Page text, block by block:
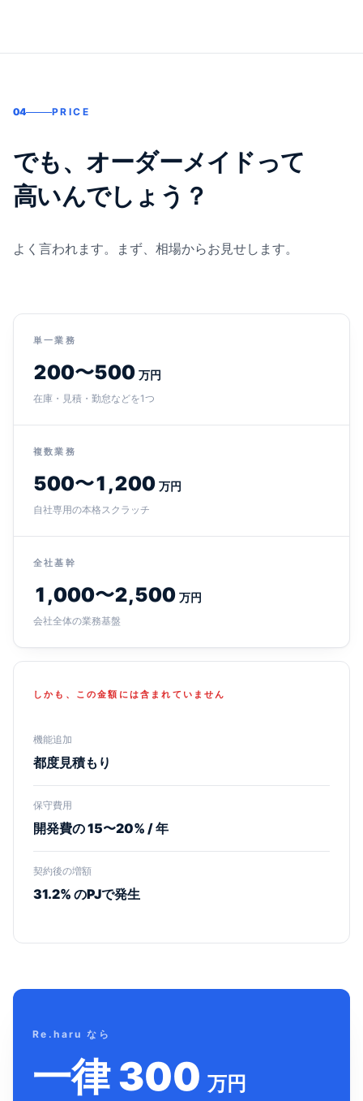
04 PRICE
でも、オーダーメイドって
高いんでしょう？
よく言われます。まず、相場からお見せします。
単一業務
200〜500 万円
在庫・見積・勤怠などを1つ
複数業務
500〜1,200 万円
自社専用の本格スクラッチ
全社基幹
1,000〜2,500 万円
会社全体の業務基盤
しかも、この金額には含まれていません
機能追加
都度見積もり
保守費用
開発費の 15〜20% / 年
契約後の増額
31.2% のPJで発生
Re.haru なら
一律 300 万円